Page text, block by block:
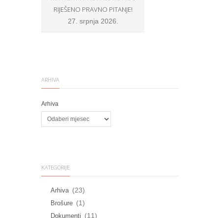
RIJEŠENO PRAVNO PITANJE!
27. srpnja 2026.
ARHIVA
Arhiva
KATEGORIJE
Arhiva (23)
Brošure (1)
Dokumenti (11)